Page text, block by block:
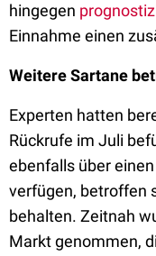
hingegen
Einnahme einen
Weitere Sartane
Experten hatten
Rückrufe im Juli
ebenfalls über
verfügen, betroffen
behalten. Zeitnah
Markt genommen,